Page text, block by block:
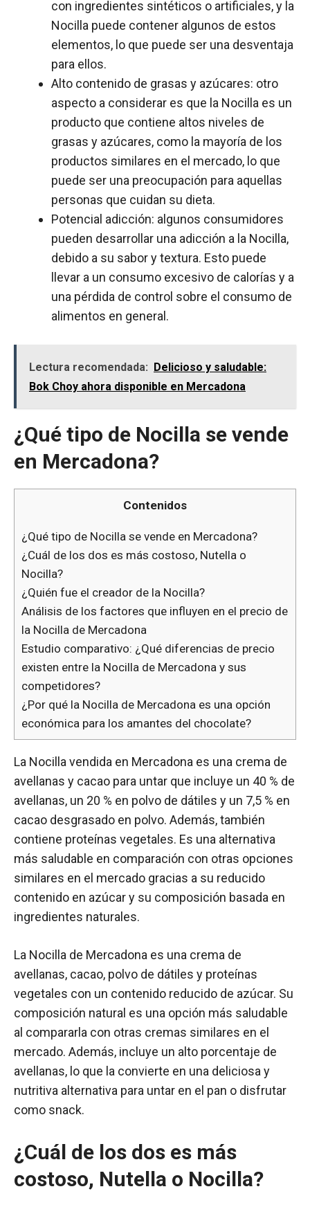
con ingredientes sintéticos o artificiales, y la
Nocilla puede contener algunos de estos
elementos, lo que puede ser una desventaja
para ellos.
Alto contenido de grasas y azúcares: otro
aspecto a considerar es que la Nocilla es un
producto que contiene altos niveles de
grasas y azúcares, como la mayoría de los
productos similares en el mercado, lo que
puede ser una preocupación para aquellas
personas que cuidan su dieta.
Potencial adicción: algunos consumidores
pueden desarrollar una adicción a la Nocilla,
debido a su sabor y textura. Esto puede
llevar a un consumo excesivo de calorías y a
una pérdida de control sobre el consumo de
alimentos en general.
Lectura recomendada:
Delicioso y saludable:
Bok Choy ahora disponible en Mercadona
¿Qué tipo de Nocilla se vende
en Mercadona?
Contenidos
¿Qué tipo de Nocilla se vende en Mercadona?
¿Cuál de los dos es más costoso, Nutella o
Nocilla?
¿Quién fue el creador de la Nocilla?
Análisis de los factores que influyen en el precio de
la Nocilla de Mercadona
Estudio comparativo: ¿Qué diferencias de precio
existen entre la Nocilla de Mercadona y sus
competidores?
¿Por qué la Nocilla de Mercadona es una opción
económica para los amantes del chocolate?
La Nocilla vendida en Mercadona es una crema de
avellanas y cacao para untar que incluye un 40 % de
avellanas, un 20 % en polvo de dátiles y un 7,5 % en
cacao desgrasado en polvo. Además, también
contiene proteínas vegetales. Es una alternativa
más saludable en comparación con otras opciones
similares en el mercado gracias a su reducido
contenido en azúcar y su composición basada en
ingredientes naturales.
La Nocilla de Mercadona es una crema de
avellanas, cacao, polvo de dátiles y proteínas
vegetales con un contenido reducido de azúcar. Su
composición natural es una opción más saludable
al compararla con otras cremas similares en el
mercado. Además, incluye un alto porcentaje de
avellanas, lo que la convierte en una deliciosa y
nutritiva alternativa para untar en el pan o disfrutar
como snack.
¿Cuál de los dos es más
costoso, Nutella o Nocilla?